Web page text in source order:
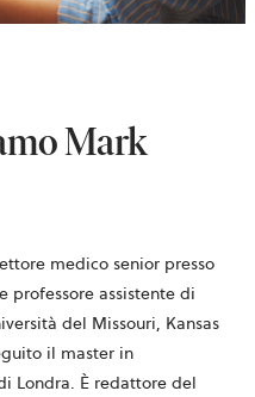
Mark
medico senior presso
professore assistente di
del Missouri, Kansas
il master in
Londra. È redattore del